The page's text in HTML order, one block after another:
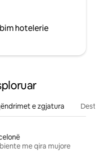
hotelerie
e zgjatura
me qira mujore